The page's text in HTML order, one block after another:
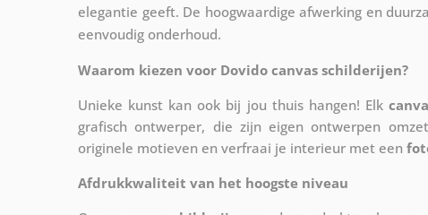
elegantie geeft. De hoogwaardige afwerking en
eenvoudig onderhoud.
Waarom kiezen voor Dovido canvas schilderijen?
Unieke kunst kan ook bij jou thuis hangen! Elk
grafisch ontwerper, die zijn eigen ontwerpen
originele motieven en verfraai je interieur met een
Afdrukkwaliteit van het hoogste niveau